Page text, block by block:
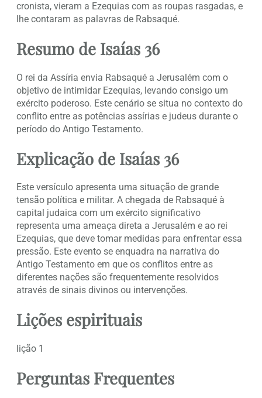
cronista, vieram a Ezequias com as roupas rasgadas, e
lhe contaram as palavras de Rabsaqué.
Resumo de Isaías 36
O rei da Assíria envia Rabsaqué a Jerusalém com o
objetivo de intimidar Ezequias, levando consigo um
exército poderoso. Este cenário se situa no contexto do
conflito entre as potências assírias e judeus durante o
período do Antigo Testamento.
Explicação de Isaías 36
Este versículo apresenta uma situação de grande
tensão política e militar. A chegada de Rabsaqué à
capital judaica com um exército significativo
representa uma ameaça direta a Jerusalém e ao rei
Ezequias, que deve tomar medidas para enfrentar essa
pressão. Este evento se enquadra na narrativa do
Antigo Testamento em que os conflitos entre as
diferentes nações são frequentemente resolvidos
através de sinais divinos ou intervenções.
Lições espirituais
lição 1
Perguntas Frequentes